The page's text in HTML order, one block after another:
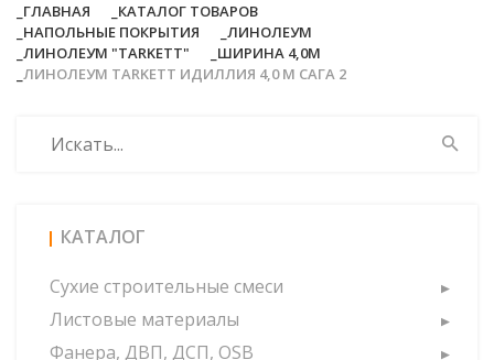
ГЛАВНАЯ
КАТАЛОГ ТОВАРОВ
НАПОЛЬНЫЕ ПОКРЫТИЯ
ЛИНОЛЕУМ
ЛИНОЛЕУМ "TARKETT"
ШИРИНА 4,0М
ЛИНОЛЕУМ TARKETT ИДИЛЛИЯ 4,0 М САГА 2
КАТАЛОГ
Сухие строительные смеси
Листовые материалы
Фанера, ДВП, ДСП, OSB